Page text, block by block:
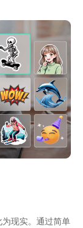
现实。通过简单